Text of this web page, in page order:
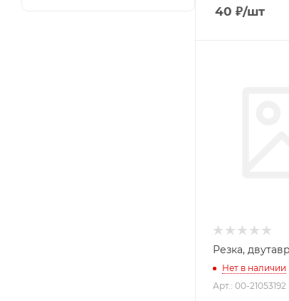
40 ₽/шт
Нет в наличии
Арт.: 00-21053192